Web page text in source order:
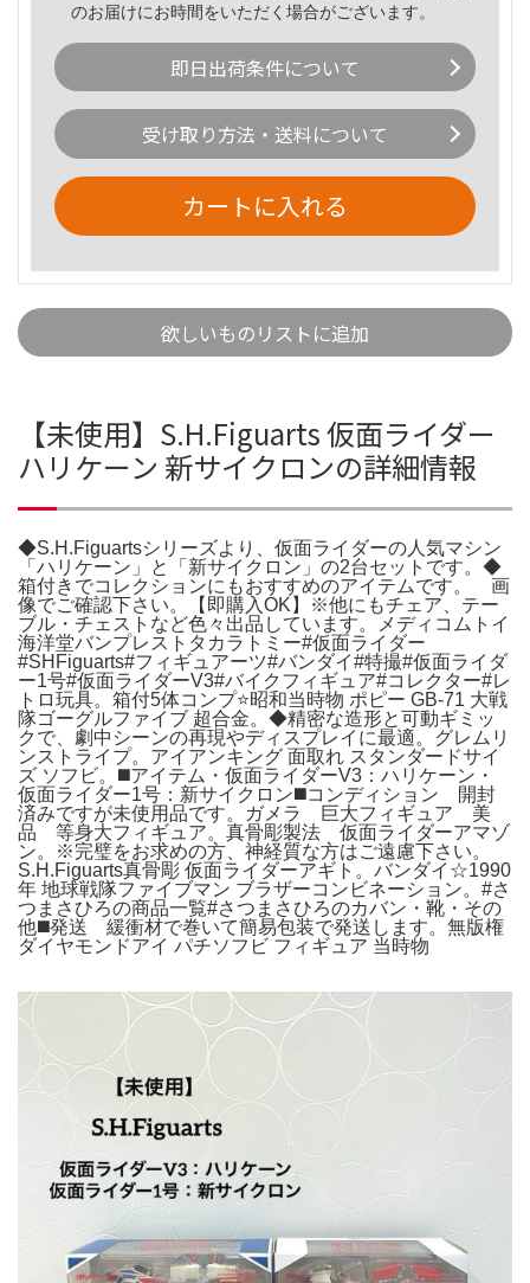
のお届けにお時間をいただく場合がございます。
即日出荷条件について
受け取り方法・送料について
カートに入れる
欲しいものリストに追加
【未使用】S.H.Figuarts 仮面ライダー
ハリケーン 新サイクロンの詳細情報
◆S.H.Figuartsシリーズより、仮面ライダーの人気マシン
「ハリケーン」と「新サイクロン」の2台セットです。◆
箱付きでコレクションにもおすすめのアイテムです。 画
像でご確認下さい。【即購入OK】※他にもチェア、テー
ブル・チェストなど色々出品しています。メディコムトイ
海洋堂バンプレストタカラトミー#仮面ライダー
#SHFiguarts#フィギュアーツ#バンダイ#特撮#仮面ライダ
ー1号#仮面ライダーV3#バイクフィギュア#コレクター#レ
トロ玩具。箱付5体コンプ⭐昭和当時物 ポピー GB-71 大戦
隊ゴーグルファイブ 超合金。◆精密な造形と可動ギミッ
クで、劇中シーンの再現やディスプレイに最適。グレムリ
ンストライプ。アイアンキング 面取れ スタンダードサイ
ズ ソフビ。◼️アイテム・仮面ライダーV3：ハリケーン・
仮面ライダー1号：新サイクロン◼️コンディション 開封
済みですが未使用品です。ガメラ 巨大フィギュア 美
品 等身大フィギュア。真骨彫製法 仮面ライダーアマゾ
ン。※完璧をお求めの方、神経質な方はご遠慮下さい。
S.H.Figuarts真骨彫 仮面ライダーアギト。バンダイ☆1990
年 地球戦隊ファイブマン ブラザーコンビネーション。#さ
つまさひろの商品一覧#さつまさひろのカバン・靴・その
他◼️発送 緩衝材で巻いて簡易包装で発送します。無版権
ダイヤモンドアイ パチソフビ フィギュア 当時物